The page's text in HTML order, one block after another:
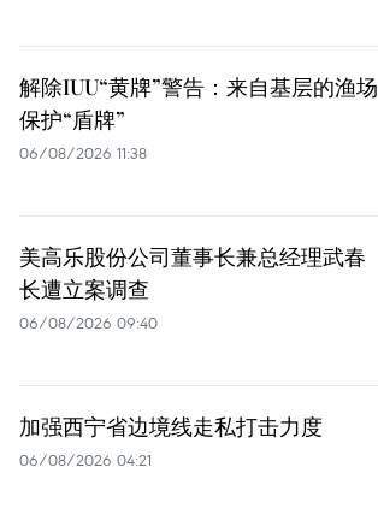
解除IUU“黄牌”警告：来自基层的渔场
保护“盾牌”
06/08/2026 11:38
美高乐股份公司董事长兼总经理武春
长遭立案调查
06/08/2026 09:40
加强西宁省边境线走私打击力度
06/08/2026 04:21